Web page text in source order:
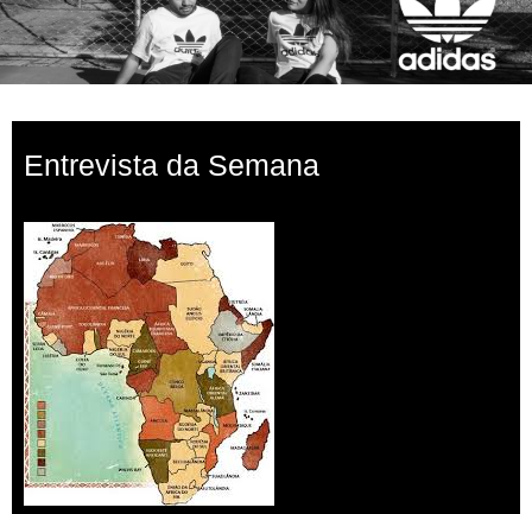
Entrevista da Semana